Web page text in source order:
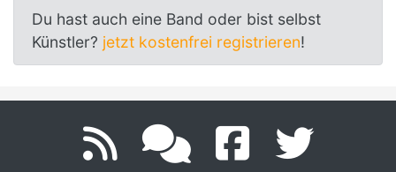
Du hast auch eine Band oder bist selbst
Künstler? jetzt kostenfrei registrieren!